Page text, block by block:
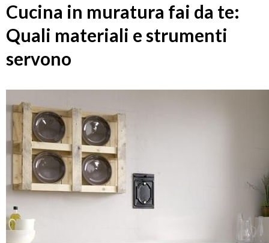
Cucina in muratura fai da te:
Quali materiali e strumenti
servono